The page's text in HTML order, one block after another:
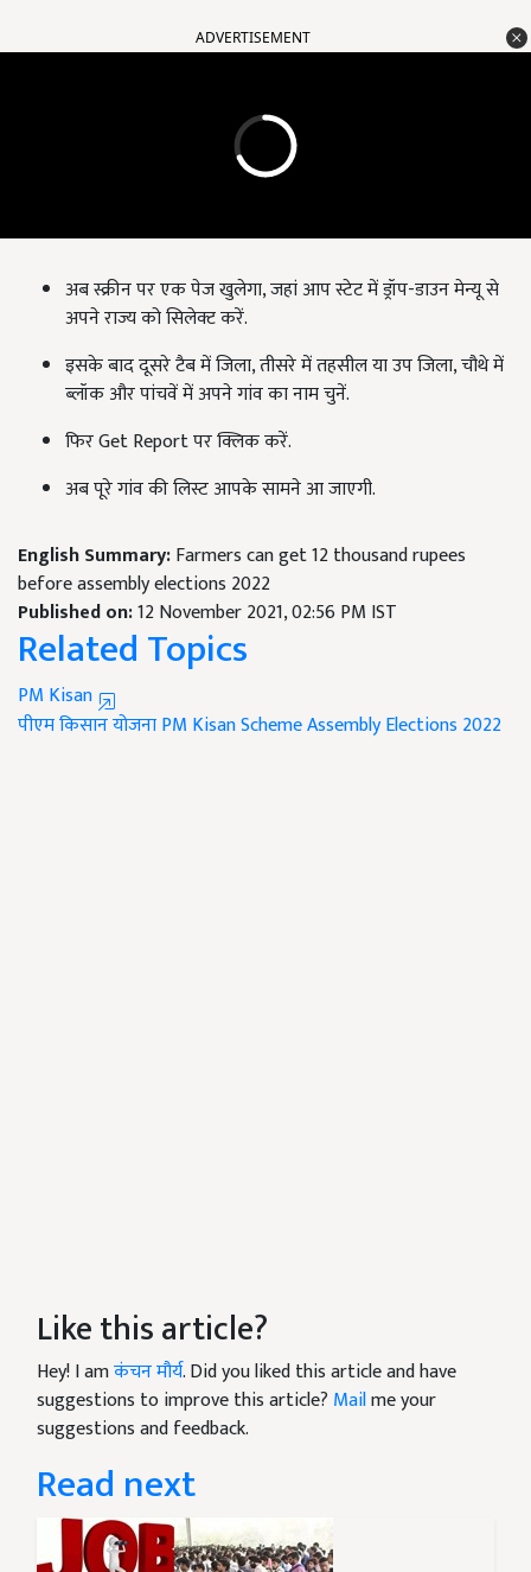
ADVERTISEMENT
अब स्क्रीन पर एक पेज खुलेगा, जहां आप स्टेट में ड्रॉप-डाउन मेन्यू से
अपने राज्य को सिलेक्ट करें.
इसके बाद दूसरे टैब में जिला, तीसरे में तहसील या उप जिला, चौथे में
ब्लॉक और पांचवें में अपने गांव का नाम चुनें.
फिर Get Report पर क्लिक करें.
अब पूरे गांव की लिस्ट आपके सामने आ जाएगी.
English Summary:Farmers can get 12 thousand rupees
before assembly elections 2022
Published on:12 November 2021, 02:56 PM IST
Related Topics
PM Kisan
पीएम किसान योजनाPM Kisan SchemeAssembly Elections 2022
Like this article?
Hey! I amकंचन मौर्य. Did you liked this article and have
suggestions to improve this article? Mailme your
suggestions and feedback.
Read next